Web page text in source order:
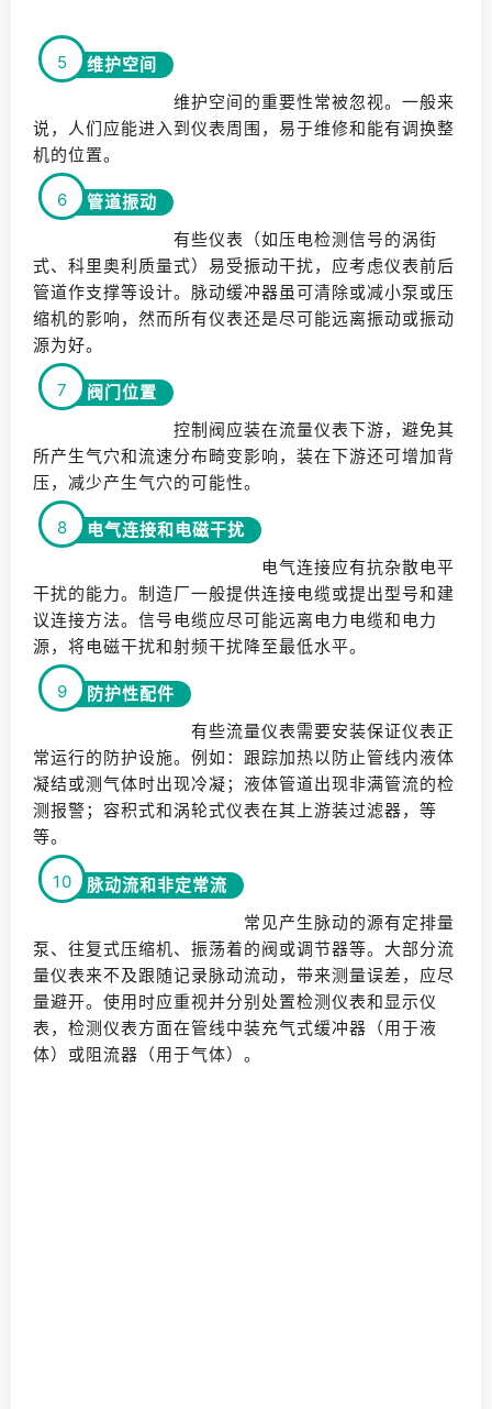
5
维护空间
维护空间的重要性常被忽视。一般来
说，人们应能进入到仪表周围，易于维修和能有调换整
机的位置。
6
管道振动
有些仪表（如压电检测信号的涡街
式、科里奥利质量式）易受振动干扰，应考虑仪表前后
管道作支撑等设计。脉动缓冲器虽可清除或减小泵或压
缩机的影响，然而所有仪表还是尽可能远离振动或振动
源为好。
7
阀门位置
控制阀应装在流量仪表下游，避免其
所产生气穴和流速分布畸变影响，装在下游还可增加背
压，减少产生气穴的可能性。
8
电气连接和电磁干扰
电气连接应有抗杂散电平
干扰的能力。制造厂一般提供连接电缆或提出型号和建
议连接方法。信号电缆应尽可能远离电力电缆和电力
源，将电磁干扰和射频干扰降至最低水平。
9
防护性配件
有些流量仪表需要安装保证仪表正
常运行的防护设施。例如：跟踪加热以防止管线内液体
凝结或测气体时出现冷凝；液体管道出现非满管流的检
测报警；容积式和涡轮式仪表在其上游装过滤器，等
等。
10
脉动流和非定常流
常见产生脉动的源有定排量
泵、往复式压缩机、振荡着的阀或调节器等。大部分流
量仪表来不及跟随记录脉动流动，带来测量误差，应尽
量避开。使用时应重视并分别处置检测仪表和显示仪
表，检测仪表方面在管线中装充气式缓冲器（用于液
体）或阻流器（用于气体）。